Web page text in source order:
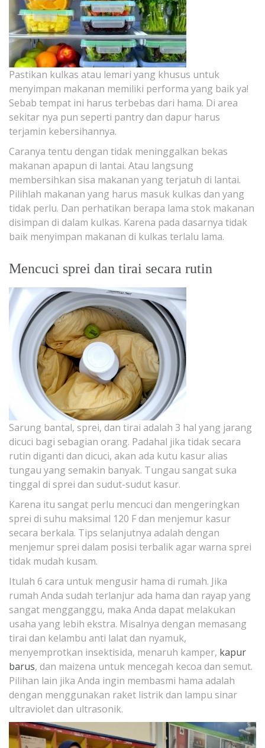
Pastikan kulkas atau lemari yang khusus untuk
menyimpan makanan memiliki performa yang baik ya!
Sebab tempat ini harus terbebas dari hama. Di area
sekitar nya pun seperti pantry dan dapur harus
terjamin kebersihannya.
Caranya tentu dengan tidak meninggalkan bekas
makanan apapun di lantai. Atau langsung
membersihkan sisa makanan yang terjatuh di lantai.
Pilihlah makanan yang harus masuk kulkas dan yang
tidak perlu. Dan perhatikan berapa lama stok makanan
disimpan di dalam kulkas. Karena pada dasarnya tidak
baik menyimpan makanan di kulkas terlalu lama.
Mencuci sprei dan tirai secara rutin
Sarung bantal, sprei, dan tirai adalah 3 hal yang jarang
dicuci bagi sebagian orang. Padahal jika tidak secara
rutin diganti dan dicuci, akan ada kutu kasur alias
tungau yang semakin banyak. Tungau sangat suka
tinggal di sprei dan sudut-sudut kasur.
Karena itu sangat perlu mencuci dan mengeringkan
sprei di suhu maksimal 120 F dan menjemur kasur
secara berkala. Tips selanjutnya adalah dengan
menjemur sprei dalam posisi terbalik agar warna sprei
tidak mudah kusam.
Itulah 6 cara untuk mengusir hama di rumah. Jika
rumah Anda sudah terlanjur ada hama dan rayap yang
sangat mengganggu, maka Anda dapat melakukan
usaha yang lebih ekstra. Misalnya dengan memasang
tirai dan kelambu anti lalat dan nyamuk,
menyemprotkan insektisida, menaruh kamper, kapur
barus, dan maizena untuk mencegah kecoa dan semut.
Pilihan lain jika Anda ingin membasmi hama adalah
dengan menggunakan raket listrik dan lampu sinar
ultraviolet dan ultrasonik.